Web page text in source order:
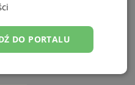
DO PORTALU
Niesklasyfikowane